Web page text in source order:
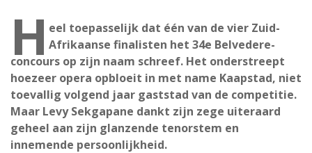
H eel toepasselijk dat één van de vier Zuid-
Afrikaanse finalisten het 34e Belvedere-
concours op zijn naam schreef. Het onderstreept
hoezeer opera opbloeit in met name Kaapstad, niet
toevallig volgend jaar gaststad van de competitie.
Maar Levy Sekgapane dankt zijn zege uiteraard
geheel aan zijn glanzende tenorstem en
innemende persoonlijkheid.